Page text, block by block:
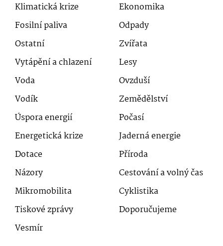
Klimatická krize
Ekonomika
Fosilní paliva
Odpady
Ostatní
Zvířata
Vytápění a chlazení
Lesy
Voda
Ovzduší
Vodík
Zemědělství
Úspora energií
Počasí
Energetická krize
Jaderná energie
Dotace
Příroda
Názory
Cestování a volný čas
Mikromobilita
Cyklistika
Tiskové zprávy
Doporučujeme
Vesmír